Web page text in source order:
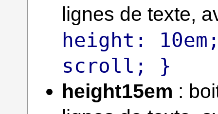
lignes de texte,
height:
scroll; }
height15em :